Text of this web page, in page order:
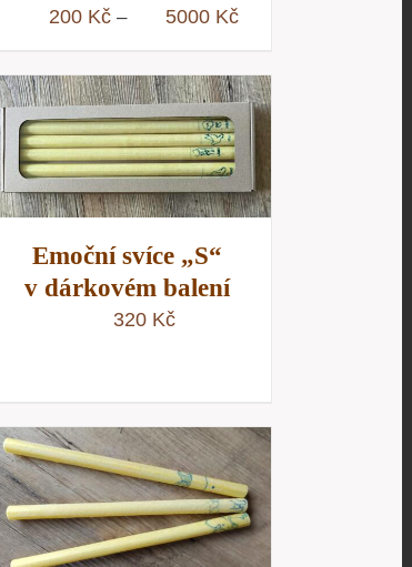
200 Kč – 5000 KčRozpětí
200 Kč
až
Emoční svíce „S“
v dárkovém balení
320 Kč